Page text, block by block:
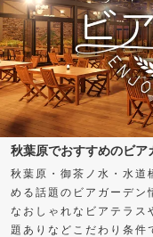
秋葉原でおすすめのビア
秋葉原・御茶ノ水・水道
める話題のビアガーデン
なおしゃれなビアテラス
題ありなどこだわり条件